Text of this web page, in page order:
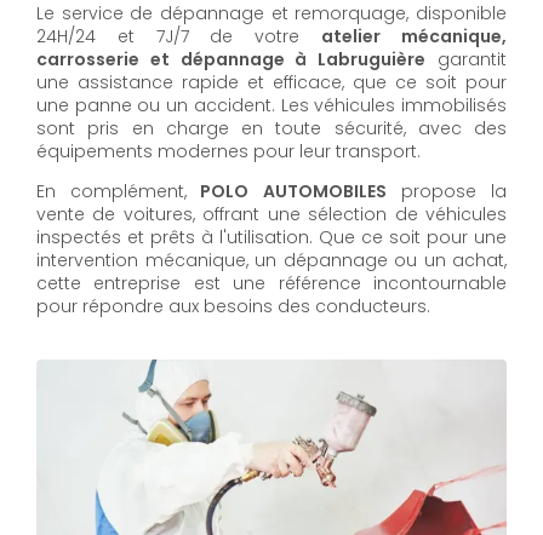
Le service de dépannage et remorquage, disponible
24H/24 et 7J/7 de votre atelier mécanique,
carrosserie et dépannage à Labruguière garantit
une assistance rapide et efficace, que ce soit pour
une panne ou un accident. Les véhicules immobilisés
sont pris en charge en toute sécurité, avec des
équipements modernes pour leur transport.
En complément, POLO AUTOMOBILES propose la
vente de voitures, offrant une sélection de véhicules
inspectés et prêts à l'utilisation. Que ce soit pour une
intervention mécanique, un dépannage ou un achat,
cette entreprise est une référence incontournable
pour répondre aux besoins des conducteurs.